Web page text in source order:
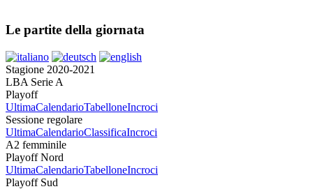
Le partite della giornata
Stagione 2020-2021
LBA Serie A
Playoff
UltimaCalendarioTabelloneIncroci
Sessione regolare
UltimaCalendarioClassificaIncroci
A2 femminile
Playoff Nord
UltimaCalendarioTabelloneIncroci
Playoff Sud